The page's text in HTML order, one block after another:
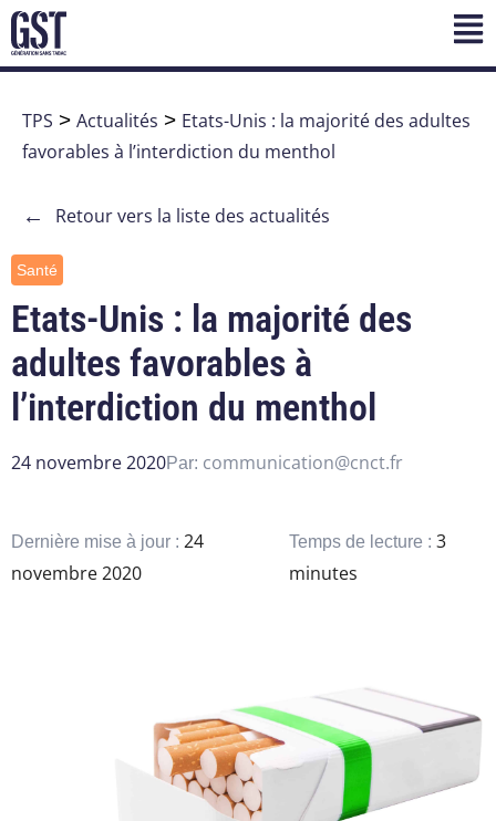
TPS > Actualités > Etats-Unis : la majorité des adultes
favorables à l’interdiction du menthol
← Retour vers la liste des actualités
Santé
Etats-Unis : la majorité des
adultes favorables à
l’interdiction du menthol
24 novembre 2020Par: communication@cnct.fr
Dernière mise à jour : 24
novembre 2020
Temps de lecture :3
minutes